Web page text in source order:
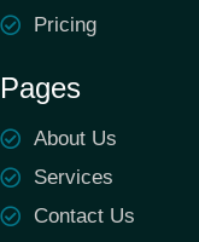
Pricing
Pages
About Us
Services
Contact Us